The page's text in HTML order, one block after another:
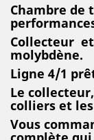
Chambre de
Collecteur
molybdène.
Ligne 4/1
Le
colliers et
Vous